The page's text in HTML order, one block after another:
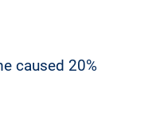
caused 20%